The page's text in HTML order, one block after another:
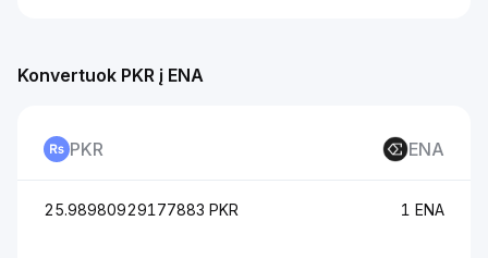
Konvertuok PKR į ENA
PKR ENA
25.98980929177883 PKR 1 ENA